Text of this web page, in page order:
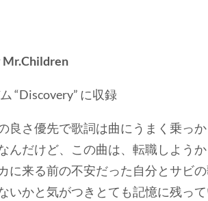
Mr.Children
“Discovery” に収録
良さ優先で歌詞は曲にうまく乗っ
んだけど、この曲は、転職しよう
に来る前の不安だった自分とサビ
いかと気がつきとても記憶に残っ